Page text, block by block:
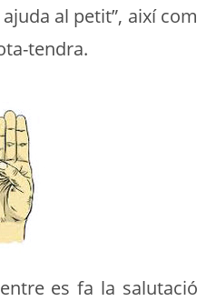
al petit”, així com
tendra.
es fa la salutació